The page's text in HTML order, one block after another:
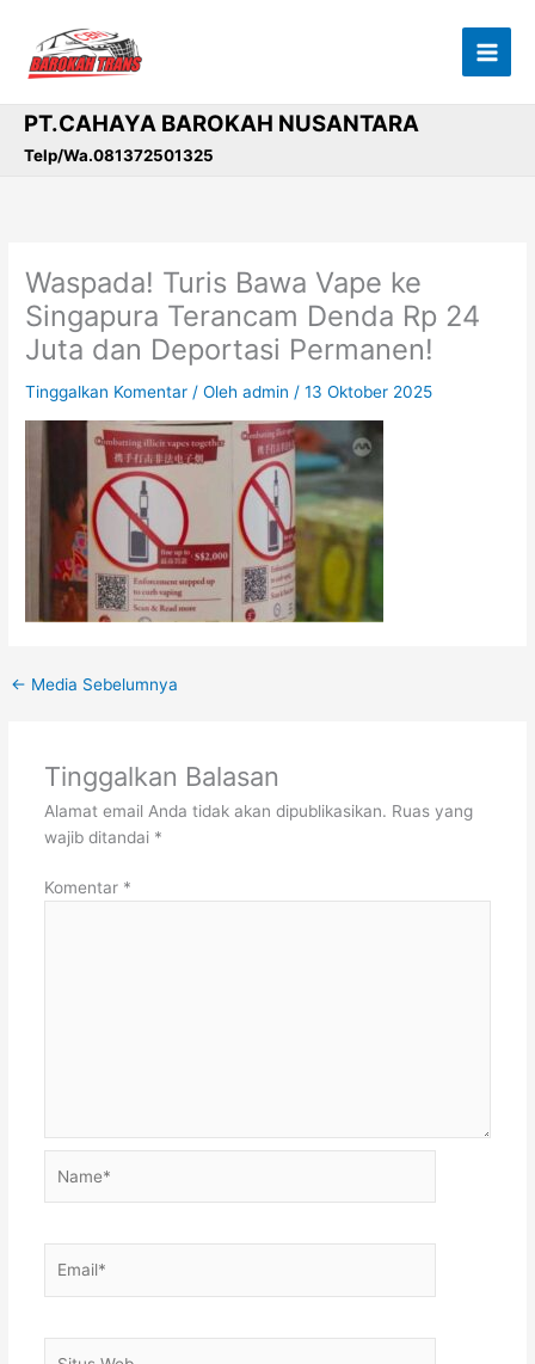
konten
PT.CAHAYA BAROKAH NUSANTARA
Telp/Wa.081372501325
Waspada! Turis Bawa Vape ke
Singapura Terancam Denda Rp 24
Juta dan Deportasi Permanen!
Tinggalkan Komentar / Olehadmin /13 Oktober 2025
← Media Sebelumnya
Tinggalkan Balasan
Alamat email Anda tidak akan dipublikasikan. Ruas yang
wajib ditandai *
Komentar *